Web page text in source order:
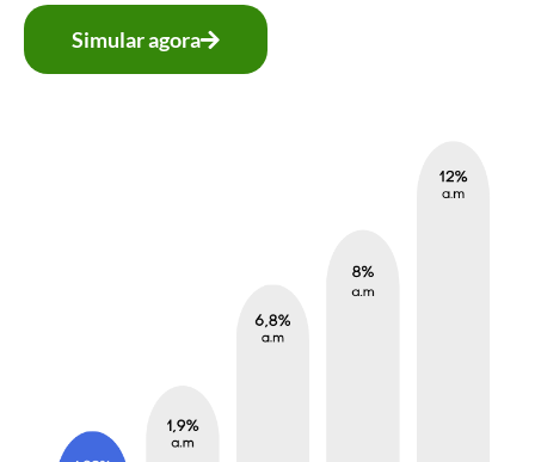
Simular agora